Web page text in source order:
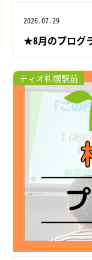
2026.07.29
★8月のプログ
ティオ札幌駅前